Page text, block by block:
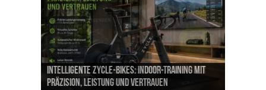
Die perfekten Laufschuhe finden, nach einer
umfassenden Laufanalyse
Intelligente ZYCLE-Bikes: Indoor-Training mit
Präzision, Leistung und Vertrauen
Insemination (IUI): Ablauf, Erfolgschancen und
Kosten im Überblick
Cannabis als Medizin: Wie es Schmerzen, Stress
und Schlaf im Alltag beeinflusst
Leben mit Inkontinenz: Tipps für mehr
Sicherheit im Alltag